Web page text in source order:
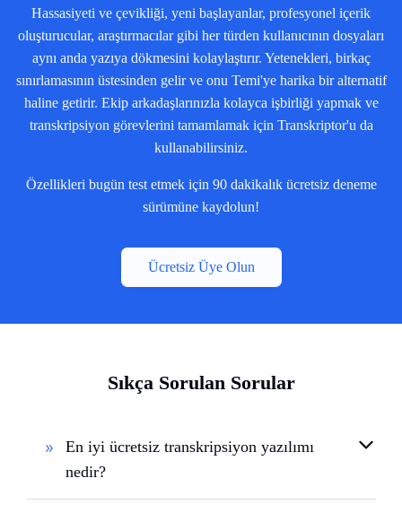
Hassasiyeti ve çevikliği, yeni başlayanlar, profesyonel içerik
oluşturucular, araştırmacılar gibi her türden kullanıcının dosyaları
aynı anda yazıya dökmesini kolaylaştırır. Yetenekleri, birkaç
sınırlamasının üstesinden gelir ve onu Temi'ye harika bir alternatif
haline getirir. Ekip arkadaşlarınızla kolayca işbirliği yapmak ve
transkripsiyon görevlerini tamamlamak için Transkriptor'u da
kullanabilirsiniz.
Özellikleri bugün test etmek için 90 dakikalık ücretsiz deneme
sürümüne kaydolun!
Ücretsiz Üye Olun
Sıkça Sorulan Sorular
En iyi ücretsiz transkripsiyon yazılımı
nedir?